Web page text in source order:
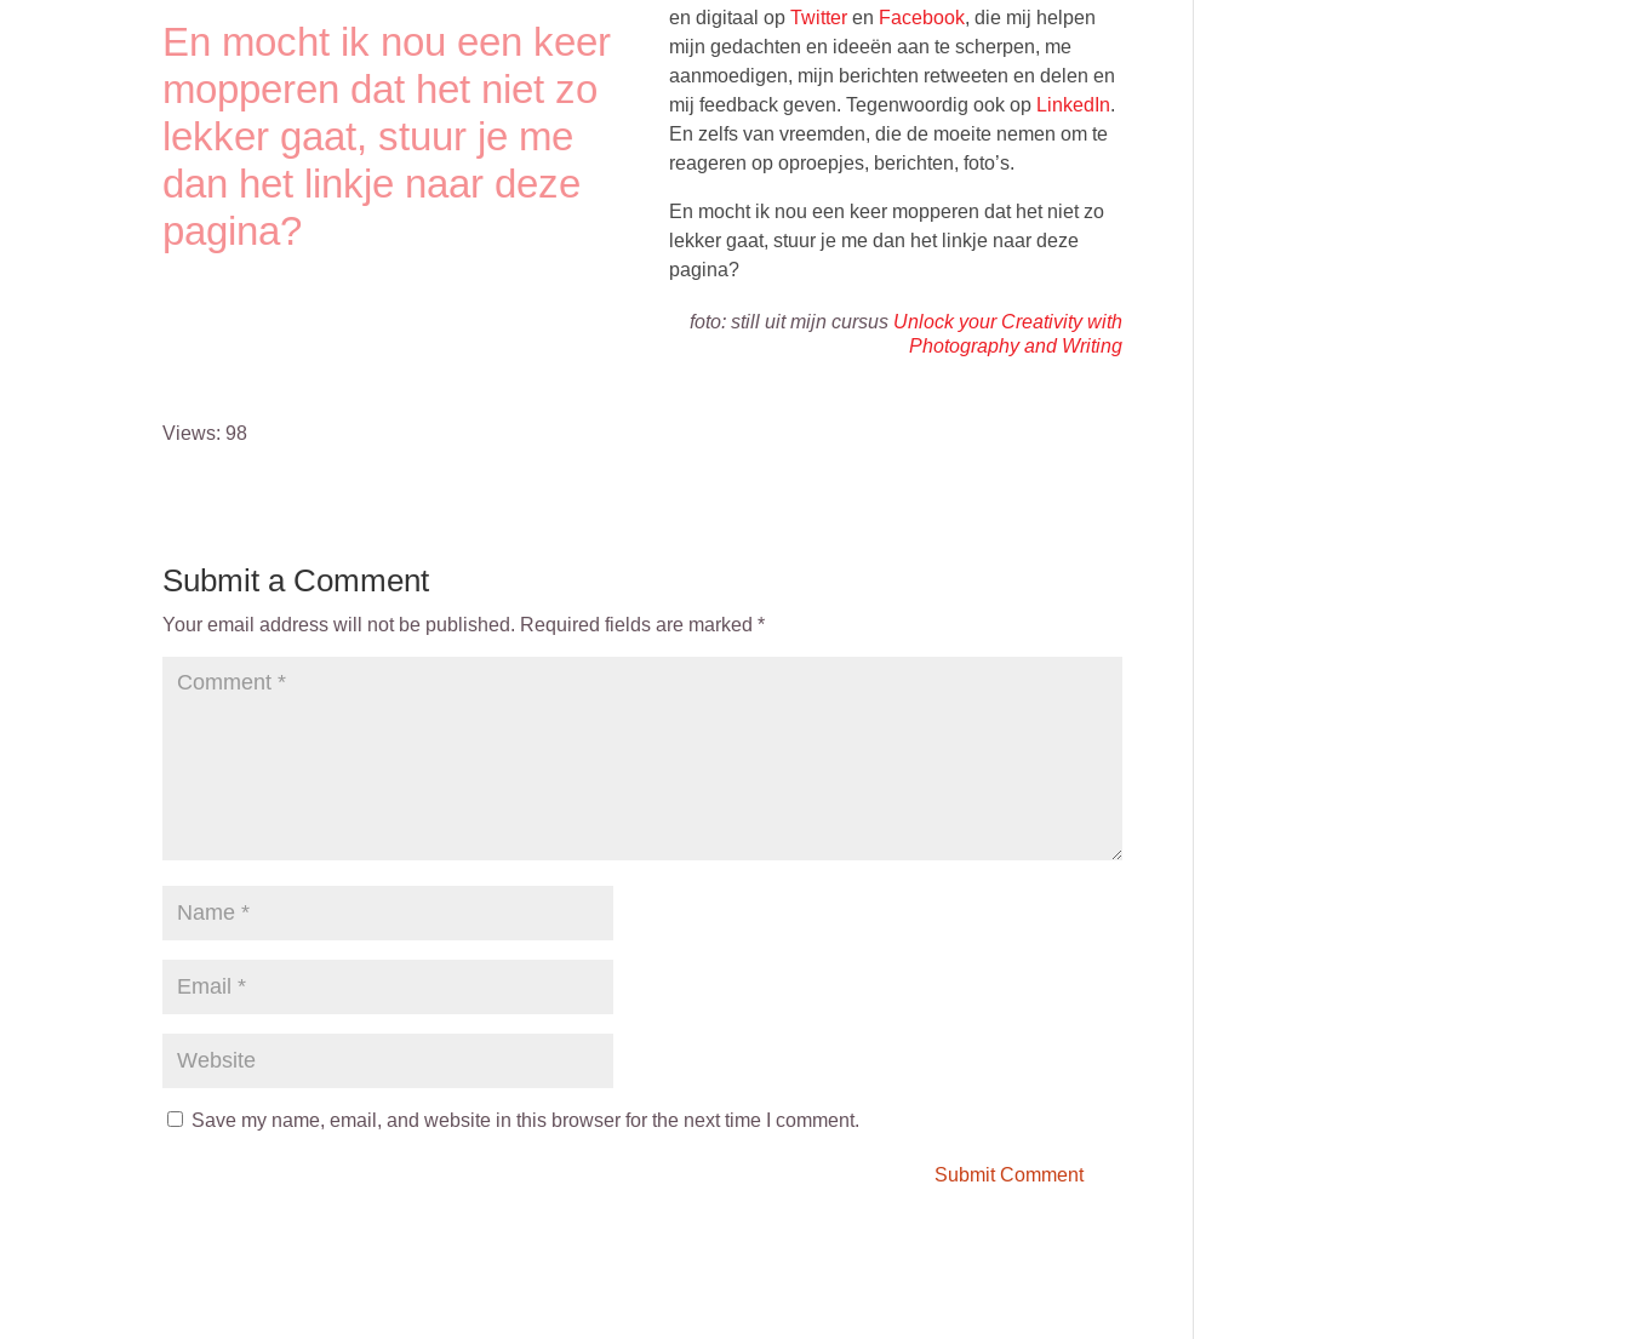
En mocht ik nou een keer
mopperen dat het niet zo
lekker gaat, stuur je me
dan het linkje naar deze
pagina?
en digitaal op Twitteren Facebook, die mij helpen
mijn gedachten en ideeën aan te scherpen, me
aanmoedigen, mijn berichten retweeten en delen en
mij feedback geven. Tegenwoordig ook op LinkedIn.
En zelfs van vreemden, die de moeite nemen om te
reageren op oproepjes, berichten, foto’s.
En mocht ik nou een keer mopperen dat het niet zo
lekker gaat, stuur je me dan het linkje naar deze
pagina?
foto: still uit mijn cursus Unlock your Creativity with
Photography and Writing
Views: 98
Submit a Comment
Your email address will not be published. Required fields are marked*
Save my name, email, and website in this browser for the next time I comment.